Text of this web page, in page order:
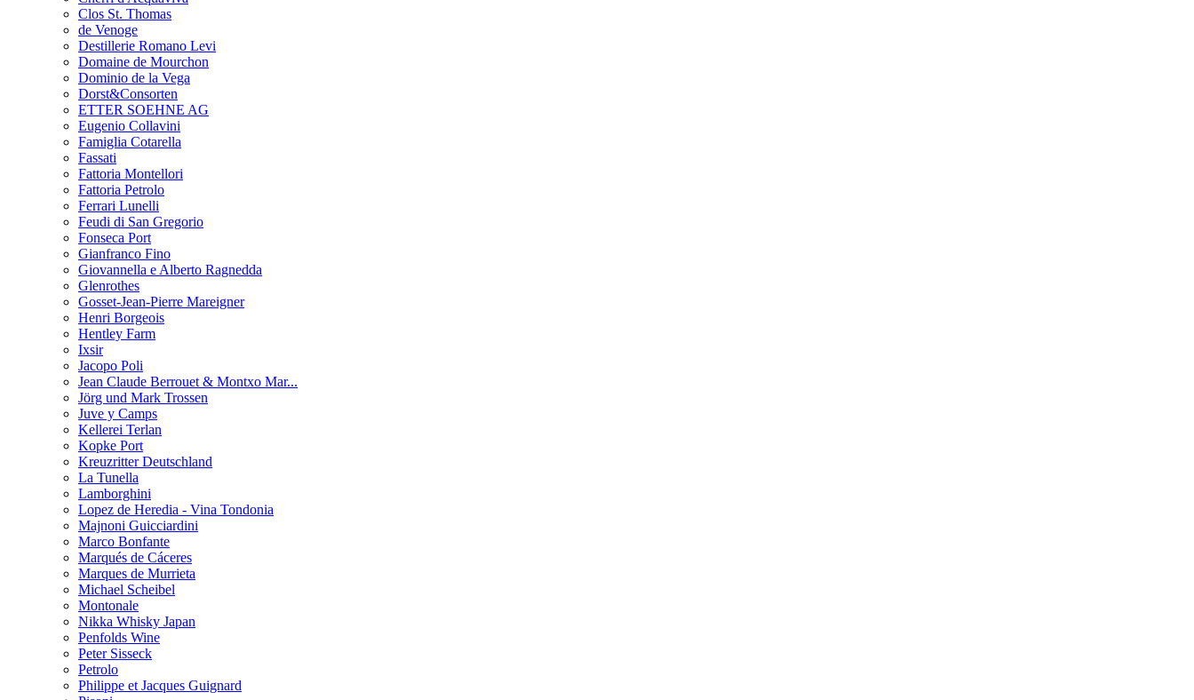
Clos St. Thomas
de Venoge
Destillerie Romano Levi
Domaine de Mourchon
Dominio de la Vega
Dorst&Consorten
ETTER SOEHNE AG
Eugenio Collavini
Famiglia Cotarella
Fassati
Fattoria Montellori
Fattoria Petrolo
Ferrari Lunelli
Feudi di San Gregorio
Fonseca Port
Gianfranco Fino
Giovannella e Alberto Ragnedda
Glenrothes
Gosset-Jean-Pierre Mareigner
Henri Borgeois
Hentley Farm
Ixsir
Jacopo Poli
Jean Claude Berrouet & Montxo Mar...
Jörg und Mark Trossen
Juve y Camps
Kellerei Terlan
Kopke Port
Kreuzritter Deutschland
La Tunella
Lamborghini
Lopez de Heredia - Vina Tondonia
Majnoni Guicciardini
Marco Bonfante
Marqués de Cáceres
Marques de Murrieta
Michael Scheibel
Montonale
Nikka Whisky Japan
Penfolds Wine
Peter Sisseck
Petrolo
Philippe et Jacques Guignard